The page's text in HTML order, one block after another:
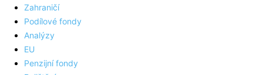
Zahraničí
Podílové fondy
Analýzy
EU
Penzijní fondy